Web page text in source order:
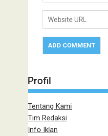
Profil
Tentang Kami
Tim Redaksi
Info Iklan